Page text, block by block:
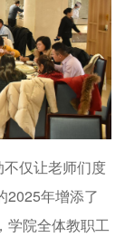
仅让老师们度
2025年增添了
学院全体教职工